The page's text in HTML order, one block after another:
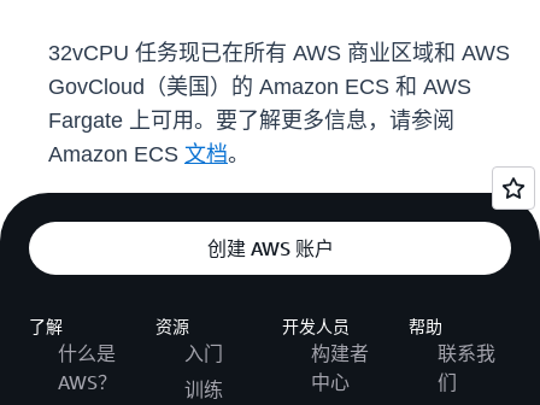
32vCPU 任务现已在所有 AWS 商业区域和 AWS
GovCloud（美国）的 Amazon ECS 和 AWS
Fargate 上可用。要了解更多信息，请参阅
Amazon ECS 文档。
创建 AWS 账户
了解
什么是
AWS？
资源
入门
训练
开发人员
构建者
中心
帮助
联系我
们